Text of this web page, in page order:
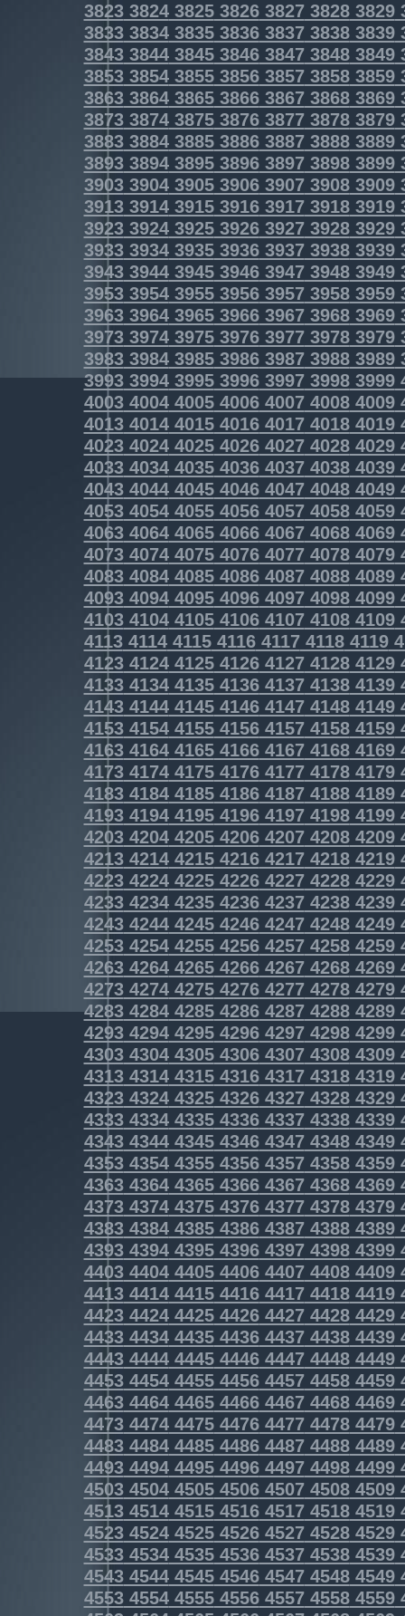
3823382438253826382738283829
3833383438353836383738383839
3843384438453846384738483849
3853385438553856385738583859
3863386438653866386738683869
3873387438753876387738783879
3883388438853886388738883889
3893389438953896389738983899
3903390439053906390739083909
3913391439153916391739183919
3923392439253926392739283929
3933393439353936393739383939
3943394439453946394739483949
3953395439553956395739583959
3963396439653966396739683969
3973397439753976397739783979
3983398439853986398739883989
3993399439953996399739983999
4003400440054006400740084009
4013401440154016401740184019
4023402440254026402740284029
4033403440354036403740384039
4043404440454046404740484049
4053405440554056405740584059
4063406440654066406740684069
4073407440754076407740784079
4083408440854086408740884089
4093409440954096409740984099
4103410441054106410741084109
4113411441154116411741184119
4123412441254126412741284129
4133413441354136413741384139
4143414441454146414741484149
4153415441554156415741584159
4163416441654166416741684169
4173417441754176417741784179
4183418441854186418741884189
4193419441954196419741984199
4203420442054206420742084209
4213421442154216421742184219
4223422442254226422742284229
4233423442354236423742384239
4243424442454246424742484249
4253425442554256425742584259
4263426442654266426742684269
4273427442754276427742784279
4283428442854286428742884289
4293429442954296429742984299
4303430443054306430743084309
4313431443154316431743184319
4323432443254326432743284329
4333433443354336433743384339
4343434443454346434743484349
4353435443554356435743584359
4363436443654366436743684369
4373437443754376437743784379
4383438443854386438743884389
4393439443954396439743984399
4403440444054406440744084409
4413441444154416441744184419
4423442444254426442744284429
4433443444354436443744384439
4443444444454446444744484449
4453445444554456445744584459
4463446444654466446744684469
4473447444754476447744784479
4483448444854486448744884489
4493449444954496449744984499
4503450445054506450745084509
4513451445154516451745184519
4523452445254526452745284529
4533453445354536453745384539
4543454445454546454745484549
4553455445554556455745584559